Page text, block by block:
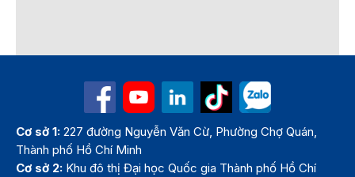
Cơ sở 1: 227 đường Nguyễn Văn Cừ, Phường Chợ Quán,
Thành phố Hồ Chí Minh
Cơ sở 2: Khu đô thị Đại học Quốc gia Thành phố Hồ Chí